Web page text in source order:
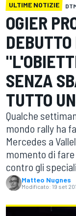
ULTIME NOTIZIE
OGIER
SENZA
TUTTO
Qualche
mondo rally ha
Mercedes a
momento di
contro gli
Matteo Nugnes
Modificato: 19 set